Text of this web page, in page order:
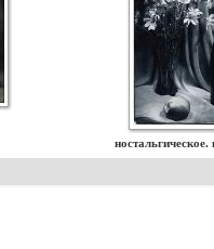
ностальгическое.